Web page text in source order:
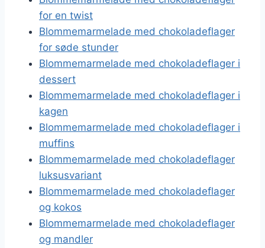
for en twist
Blommemarmelade med chokoladeflager
for søde stunder
Blommemarmelade med chokoladeflager i
dessert
Blommemarmelade med chokoladeflager i
kagen
Blommemarmelade med chokoladeflager i
muffins
Blommemarmelade med chokoladeflager
luksusvariant
Blommemarmelade med chokoladeflager
og kokos
Blommemarmelade med chokoladeflager
og mandler